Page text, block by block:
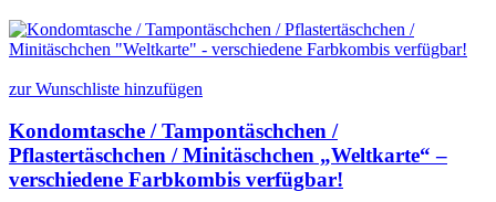
zur Wunschliste hinzufügen
Kondomtasche / Tampontäschchen /
Pflastertäschchen / Minitäschchen „Weltkarte“ –
verschiedene Farbkombis verfügbar!